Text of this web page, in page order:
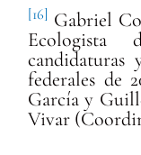
[16] Gabriel
Ecologista
candidaturas
federales de
García y
Vivar